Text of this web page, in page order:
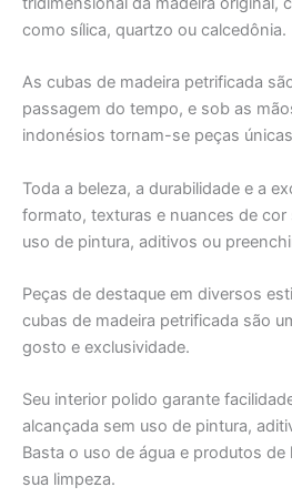
como sílica, quartzo ou calcedônia.
As cubas de madeira petrificada
passagem do tempo, e sob as
indonésios tornam-se peças
Toda a beleza, a durabilidade e a
formato, texturas e nuances de cor
uso de pintura, aditivos ou
Peças de destaque em diversos
cubas de madeira petrificada são
gosto e exclusividade.
Seu interior polido garante
alcançada sem uso de pintura,
Basta o uso de água e produtos de
sua limpeza.